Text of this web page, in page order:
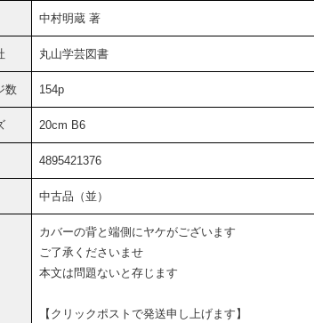
中村明蔵 著
丸山学芸図書
数 154p
20cm B6
4895421376
中古品（並）
カバーの背と端側にヤケがございます
ご了承くださいませ
本文は問題ないと存じます
【クリックポストで発送申し上げます】